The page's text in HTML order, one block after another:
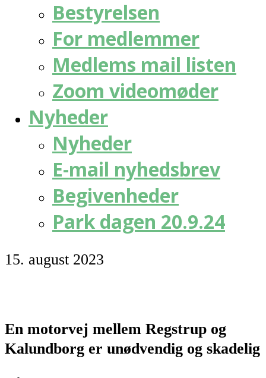
Bestyrelsen
For medlemmer
Medlems mail listen
Zoom videomøder
Nyheder
Nyheder
E-mail nyhedsbrev
Begivenheder
Park dagen 20.9.24
15. august 2023
En motorvej mellem Regstrup og
Kalundborg er unødvendig og skadelig